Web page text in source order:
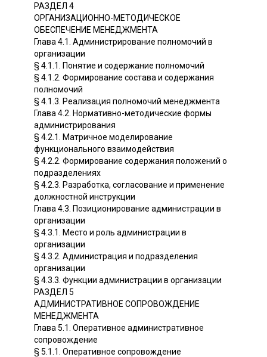
РАЗДЕЛ 4
ОРГАНИЗАЦИОННО-МЕТОДИЧЕСКОЕ
ОБЕСПЕЧЕНИЕ МЕНЕДЖМЕНТА
Глава 4.1. Администрирование полномочий в
организации
§ 4.1.1. Понятие и содержание полномочий
§ 4.1.2. Формирование состава и содержания
полномочий
§ 4.1.3. Реализация полномочий менеджмента
Глава 4.2. Нормативно-методические формы
администрирования
§ 4.2.1. Матричное моделирование
функционального взаимодействия
§ 4.2.2. Формирование содержания положений о
подразделениях
§ 4.2.3. Разработка, согласование и применение
должностной инструкции
Глава 4.3. Позиционирование администрации в
организации
§ 4.3.1. Место и роль администрации в
организации
§ 4.3.2. Администрация и подразделения
организации
§ 4.3.3. Функции администрации в организации
РАЗДЕЛ 5
АДМИНИСТРАТИВНОЕ СОПРОВОЖДЕНИЕ
МЕНЕДЖМЕНТА
Глава 5.1. Оперативное административное
сопровождение
§ 5.1.1. Оперативное сопровождение